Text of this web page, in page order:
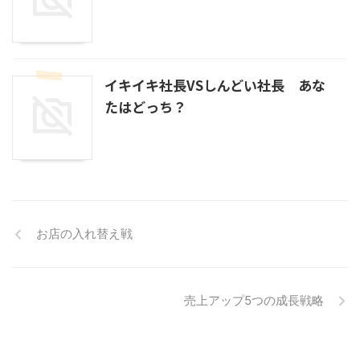
イキイキ社長VSしんどい社長 あな
たはどっち？
お店の入れ替え戦
売上アップ5つの成長戦略